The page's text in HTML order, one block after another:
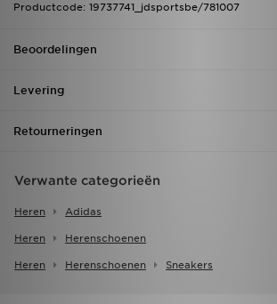
Productcode: 19737741_jdsportsbe/781007
Beoordelingen
Levering
Retourneringen
Verwante categorieën
Heren Adidas
Heren Herenschoenen
Heren Herenschoenen Sneakers